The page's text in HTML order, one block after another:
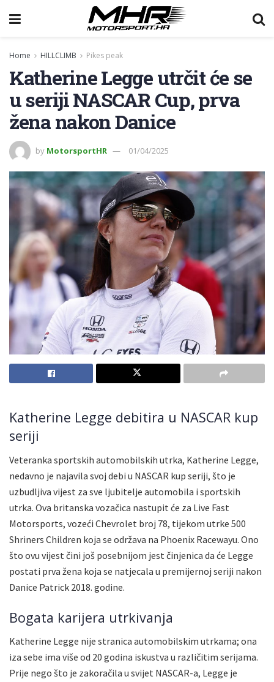
Home HILLCLIMB Pikes peak
Katherine Legge utrčit će se
u seriji NASCAR Cup, prva
žena nakon Danice
by MotorsportHR 01/04/2025
Katherine Legge debitira u NASCAR kup
seriji
Veteranka sportskih automobilskih utrka, Katherine Legge,
nedavno je najavila svoj debi u NASCAR kup seriji, što je
uzbudljiva vijest za sve ljubitelje automobila i sportskih
utrka. Ova britanska vozačica nastupit će za Live Fast
Motorsports, vozeći Chevrolet broj 78, tijekom utrke 500
Shriners Children koja se održava na Phoenix Racewayu. Ono
što ovu vijest čini još posebnijom jest činjenica da će Legge
postati prva žena koja se natjecala u premijernoj seriji nakon
Danice Patrick 2018. godine.
Bogata karijera utrkivanja
Katherine Legge nije stranica automobilskim utrkama; ona
iza sebe ima više od 20 godina iskustva u različitim serijama.
Prije nego što je zakoračila u svijet NASCAR-a, Legge je